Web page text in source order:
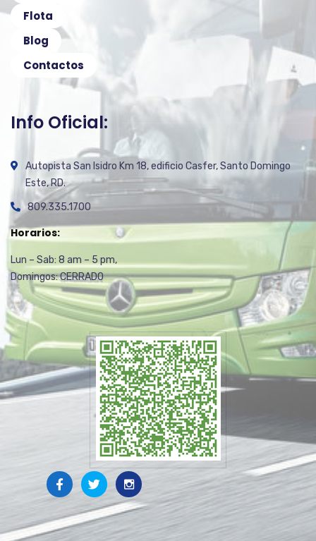
Flota
Blog
Contactos
Info Oficial:
Autopista San Isidro Km 18, edificio Casfer, Santo Domingo
Este, RD.
809.335.1700
Horarios:
Lun – Sab: 8 am – 5 pm,
Domingos: CERRADO